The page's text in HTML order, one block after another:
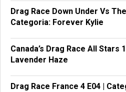
Drag Race Down Under Vs The
Categoria: Forever Kylie
Canada’s Drag Race All Stars
Lavender Haze
Drag Race France 4 E04 |